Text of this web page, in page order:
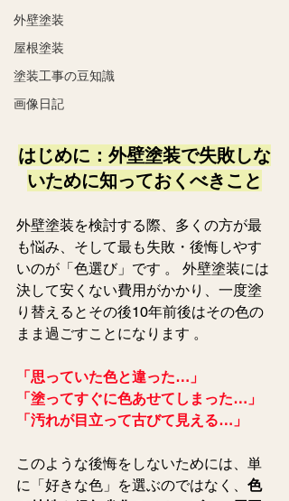
外壁塗装
屋根塗装
塗装工事の豆知識
画像日記
はじめに：外壁塗装で失敗しな
いために知っておくべきこと
外壁塗装を検討する際、多くの方が最
も悩み、そして最も失敗・後悔しやす
いのが「色選び」です 。 外壁塗装には
決して安くない費用がかかり、一度塗
り替えるとその後10年前後はその色の
まま過ごすことになります 。
「思っていた色と違った…」
「塗ってすぐに色あせてしまった…」
「汚れが目立って古びて見える…」
このような後悔をしないためには、単
に「好きな色」を選ぶのではなく、 色